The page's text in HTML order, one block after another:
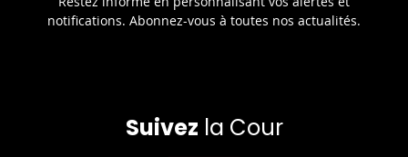
notifications. Abonnez-vous à toutes nos actualités.
Suivez la Cour